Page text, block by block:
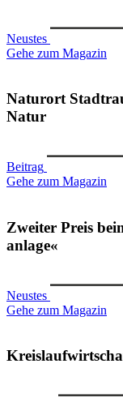
Neustes
Gehe zum Magazin
Naturort
Natur
Beitrag
Gehe zum Magazin
Zweiter Preis
anlage«
Neustes
Gehe zum Magazin